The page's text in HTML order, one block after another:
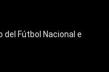
del Fútbol Nacional e